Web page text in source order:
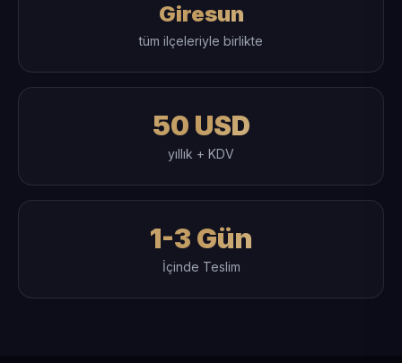
Giresun
tüm ilçeleriyle birlikte
50 USD
yıllık + KDV
1-3 Gün
İçinde Teslim